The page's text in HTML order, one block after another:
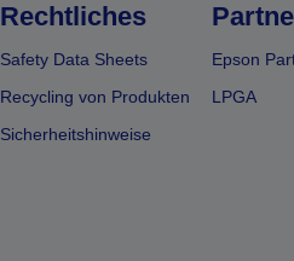
Rechtliches
Safety Data Sheets
Recycling von Produkten
Sicherheitshinweise
Epson
LPGA